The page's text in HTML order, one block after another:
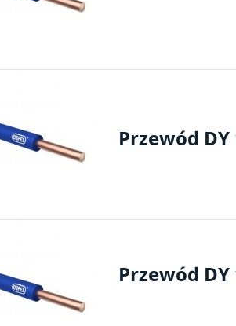
Przewód DY
Przewód DY